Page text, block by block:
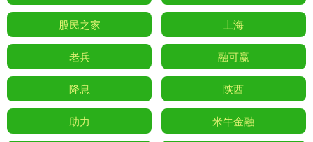
股民之家 上海
老兵 融可赢
降息 陕西
助力 米牛金融